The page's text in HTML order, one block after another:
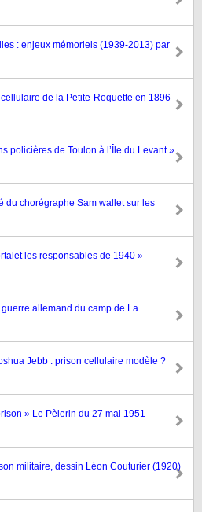
: enjeux mémoriels (1939-2013) par
de la Petite-Roquette en 1896
policières de Toulon à l’Île du Levant »
du chorégraphe Sam wallet sur les
les responsables de 1940 »
allemand du camp de La
Jebb : prison cellulaire modèle ?
» Le Pèlerin du 27 mai 1951
militaire, dessin Léon Couturier (1920)